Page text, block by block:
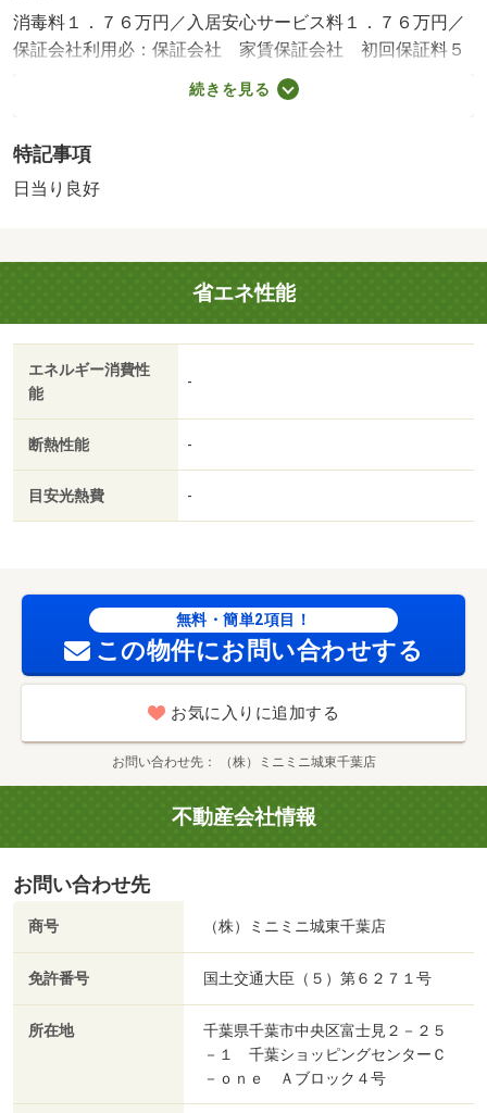
消毒料１．７６万円／入居安心サービス料１．７６万円／
保証会社利用必：保証会社 家賃保証会社 初回保証料５
０％／バストイレ別／クロゼット／室内洗濯置／陽当り良
好／シューズボックス／システムキッチン／洗面化粧台／
市ガス／通風良好／四街道市立吉岡小学校（小学校）まで
１００６ｍ／千葉市立千城台南中学校（中学校）まで２４
２４７９ｍ／千葉市若葉区役所（役所）まで５１０４ｍ／
四街道鷹の台郵便局（郵便局）まで１１５９ｍ/賃貸戸数:1
戸
続きを見る
特記事項
日当り良好
省エネ性能
エネルギー消費性
能
-
断熱性能 -
目安光熱費 -
無料・簡単2項目！
この物件にお問い合わせする
お気に入りに追加する
お問い合わせ先 （株）ミニミニ城東千葉店
不動産会社情報
お問い合わせ先
商号 （株）ミニミニ城東千葉店
免許番号 国土交通大臣（５）第６２７１号
所在地
千葉県千葉市中央区富士見２－２５
－１ 千葉ショッピングセンターＣ
－ｏｎｅ Ａブロック４号